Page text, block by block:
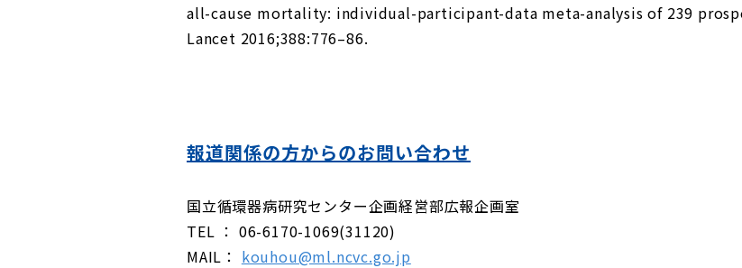
all-cause mortality: individual-participant-data meta-analysis of 239
Lancet 2016;388:776–86.
報道関係の方からのお問い合わせ
国立循環器病研究センター企画経営部広報企画室
TEL ： 06-6170-1069(31120)
MAIL： kouhou@ml.ncvc.go.jp